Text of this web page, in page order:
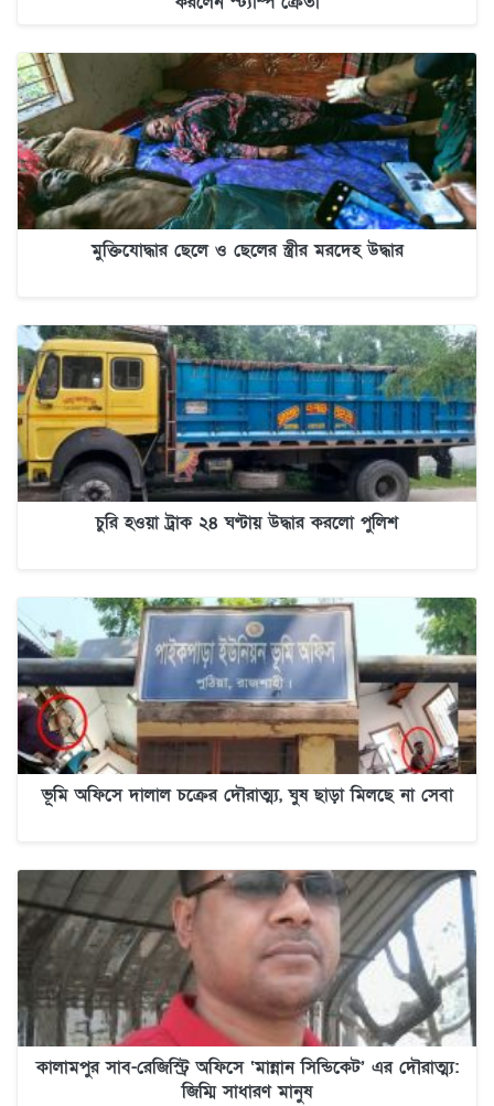
মুক্তিযোদ্ধার ছেলে ও ছেলের স্ত্রীর মরদেহ উদ্ধার
চুরি হওয়া ট্রাক ২৪ ঘণ্টায় উদ্ধার করলো পুলিশ
ভূমি অফিসে দালাল চক্রের দৌরাত্ম্য, ঘুষ ছাড়া মিলছে না সেবা
কালামপুর সাব-রেজিস্ট্রি অফিসে ‘মান্নান সিন্ডিকেট’ এর দৌরাত্ম্য:
জিম্মি সাধারণ মানুষ